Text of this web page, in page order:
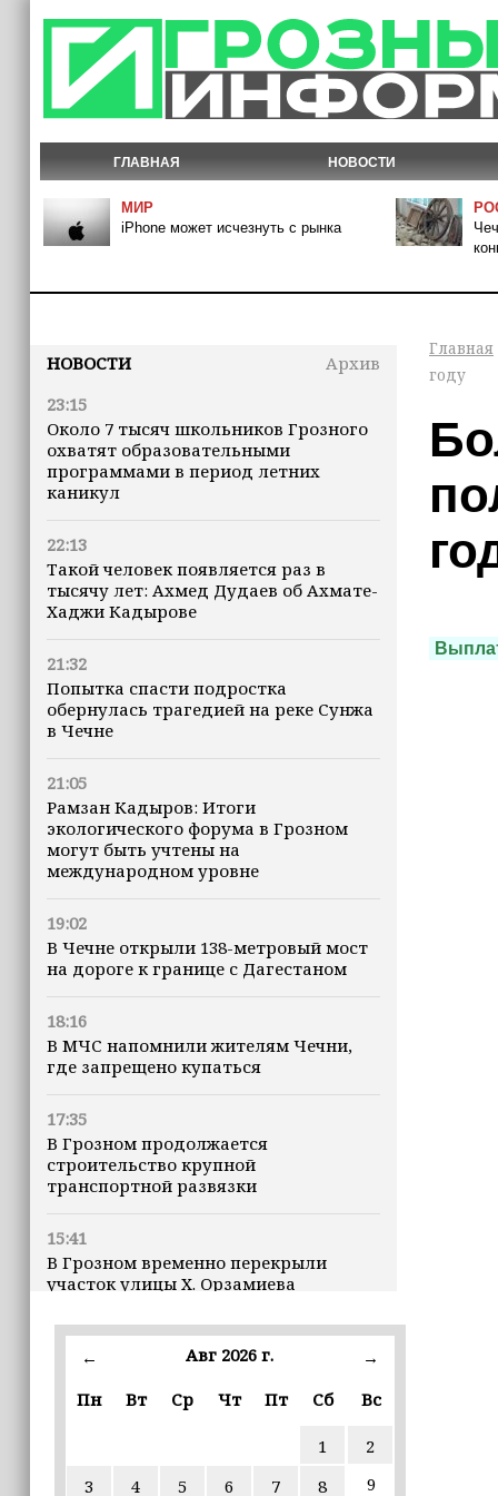
ГЛАВНАЯ НОВОСТИ
МИР
iPhone может исчезнуть с рынка
НОВОСТИ
Архив
23:15
Около 7 тысяч школьников Грозного
охватят образовательными
программами в период летних
каникул
22:13
Такой человек появляется раз в
тысячу лет: Ахмед Дудаев об Ахмате-
Хаджи Кадырове
21:32
Попытка спасти подростка
обернулась трагедией на реке Сунжа
в Чечне
21:05
Рамзан Кадыров: Итоги
экологического форума в Грозном
могут быть учтены на
международном уровне
19:02
В Чечне открыли 138-метровый мост
на дороге к границе с Дагестаном
18:16
В МЧС напомнили жителям Чечни,
где запрещено купаться
17:35
В Грозном продолжается
строительство крупной
транспортной развязки
15:41
В Грозном временно перекрыли
участок улицы Х. Орзамиева
14:17
Станислав Черчесов: «В Воронеже
будет»
Муслим Байтазиев: Ахмат-Хаджи
← Авг 2026 г.
→
Пн
Вт Ср Чт Пт Сб Вс
1
2
3
4 5 6 7 8
9
Главная
году